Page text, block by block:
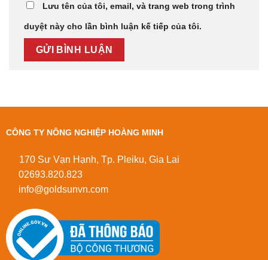
Lưu tên của tôi, email, và trang web trong trình
duyệt này cho lần bình luận kế tiếp của tôi.
CÔNG TY NÔNG NGHIỆP HOÀNG MINH
170 Sư Vạn Hạnh, Tp. Pleiku, Gia Lai
02693.820.823
info@goldsunvn.com